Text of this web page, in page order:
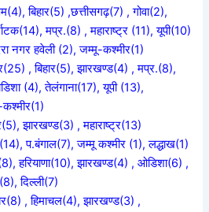
बिहार(5) ,छत्तीसगढ़(7) , गोवा(2),
मप्र.(8) , महाराष्ट्र (11), यूपी(10)
नगर हवेली (2), जम्मू-कश्मीर(1)
, बिहार(5), झारखण्ड(4) , मप्र.(8),
(4), तेलंगाना(17), यूपी (13),
झारखण्ड(3) , महाराष्ट्र(13)
प.बंगाल(7), जम्मू कश्मीर (1), लद्धाख(1)
हरियाणा(10), झारखण्ड(4) , ओडिशा(6) ,
दिल्ली(7)
, हिमाचल(4), झारखण्ड(3) ,